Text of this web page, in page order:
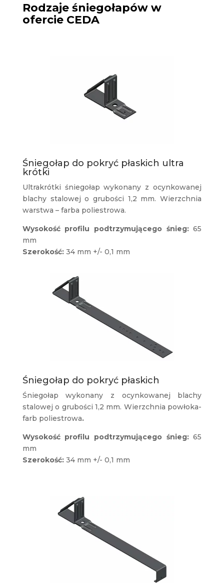
Rodzaje śniegołapów w
ofercie CEDA
Śniegołap do pokryć płaskich ultra
krótki
Ultrakrótki śniegołap wykonany z ocynkowanej
blachy stalowej o grubości 1,2 mm. Wierzchnia
warstwa – farba poliestrowa.
Wysokość profilu podtrzymującego śnieg:65
mm
Szerokość:34 mm +/- 0,1 mm
Śniegołap do pokryć płaskich
Śniegołap wykonany z ocynkowanej blachy
stalowej o grubości 1,2 mm. Wierzchnia powłoka-
farb poliestrowa.
Wysokość profilu podtrzymującego śnieg:65
mm
Szerokość:34 mm +/- 0,1 mm